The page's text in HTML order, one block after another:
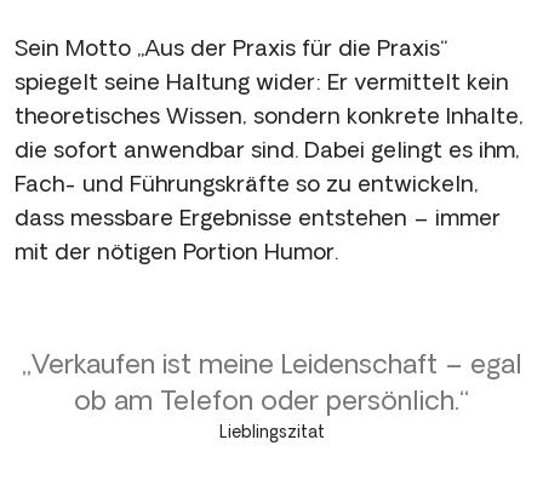
Sein Motto „Aus der Praxis für die Praxis“
spiegelt seine Haltung wider: Er vermittelt kein
theoretisches Wissen, sondern konkrete Inhalte,
die sofort anwendbar sind. Dabei gelingt es ihm,
Fach- und Führungskräfte so zu entwickeln,
dass messbare Ergebnisse entstehen – immer
mit der nötigen Portion Humor.
„Verkaufen ist meine Leidenschaft – egal
ob am Telefon oder persönlich.“
Lieblingszitat